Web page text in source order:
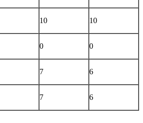
10 10
0 0
7 6
7 6